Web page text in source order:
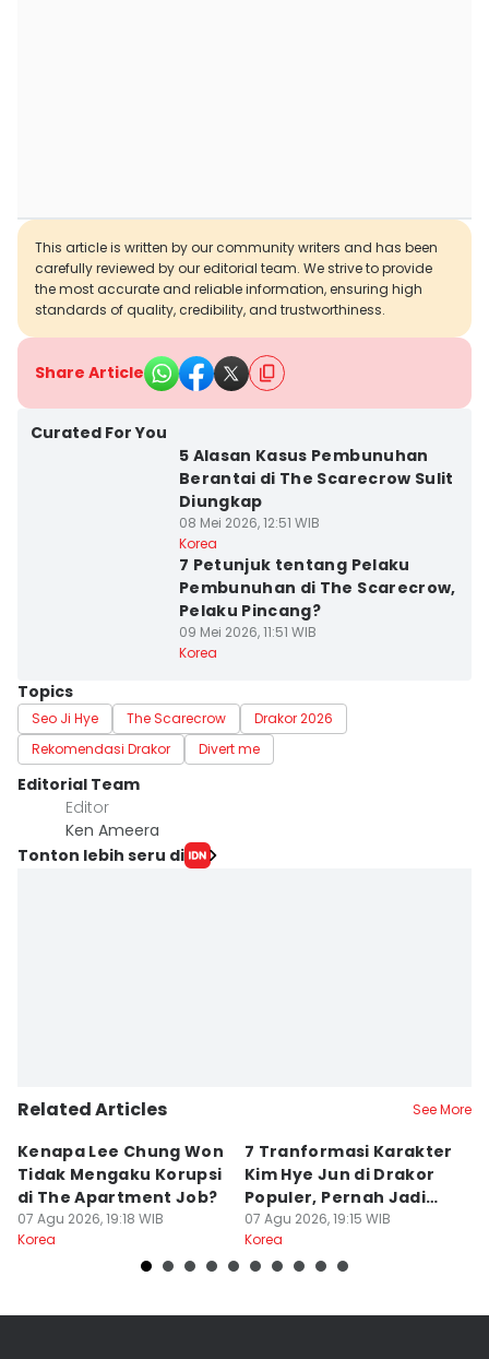
This article is written by our community writers and has been
carefully reviewed by our editorial team. We strive to provide
the most accurate and reliable information, ensuring high
standards of quality, credibility, and trustworthiness.
Share Article
Curated For You
5 Alasan Kasus Pembunuhan
Berantai di The Scarecrow Sulit
Diungkap
08 Mei 2026, 12:51 WIB
Korea
7 Petunjuk tentang Pelaku
Pembunuhan di The Scarecrow,
Pelaku Pincang?
09 Mei 2026, 11:51 WIB
Korea
Topics
Seo Ji Hye The Scarecrow
Drakor 2026
Rekomendasi Drakor
Divert me
Editorial Team
Editor
Ken Ameera
Tonton lebih seru di
Related Articles See More
Kenapa Lee Chung Won
Tidak Mengaku Korupsi
di The Apartment Job?
07 Agu 2026, 19:18 WIB
Korea
7 Tranformasi Karakter
Kim Hye Jun di Drakor
Populer, Pernah Jadi
Ratu
07 Agu 2026, 19:15 WIB
Korea